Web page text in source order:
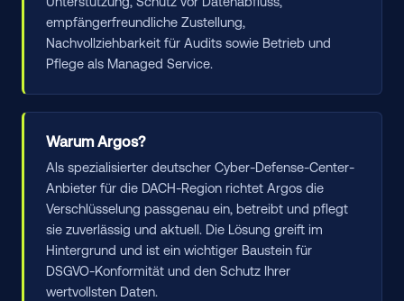
empfängerfreundliche Zustellung,
Nachvollziehbarkeit für Audits sowie Betrieb und
Pflege als Managed Service.
Warum Argos?
Als spezialisierter deutscher Cyber-Defense-Center-
Anbieter für die DACH-Region richtet Argos die
Verschlüsselung passgenau ein, betreibt und pflegt
sie zuverlässig und aktuell. Die Lösung greift im
Hintergrund und ist ein wichtiger Baustein für
DSGVO-Konformität und den Schutz Ihrer
wertvollsten Daten.